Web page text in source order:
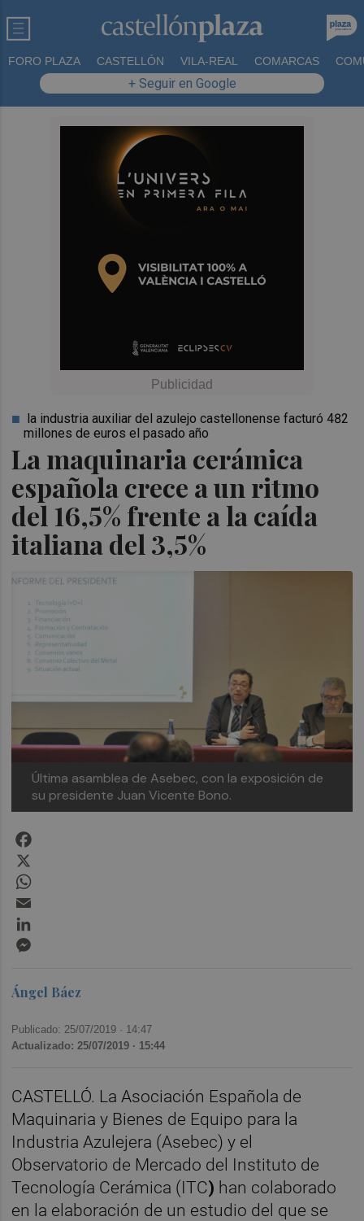
FORO PLAZA CASTELLÓN VILA-REAL COMARCAS
+ Seguir en Google
La maquinaria cerámica
española crece a un ritmo
del 16,5% frente a la caída
italiana del 3,5%
la industria auxiliar del azulejo castellonense facturó 482
millones de euros el pasado año
Última asamblea de Asebec, con la exposición de
su presidente Juan Vicente Bono.
Ángel Báez
Publicado: 25/07/2019 · 14:47
Actualizado: 25/07/2019 · 15:44
CASTELLÓ. La Asociación Española de
Maquinaria y Bienes de Equipo para la
Industria Azulejera (Asebec) y el
Observatorio de Mercado del Instituto de
Tecnología Cerámica (ITC) han colaborado
en la elaboración de un estudio del que se